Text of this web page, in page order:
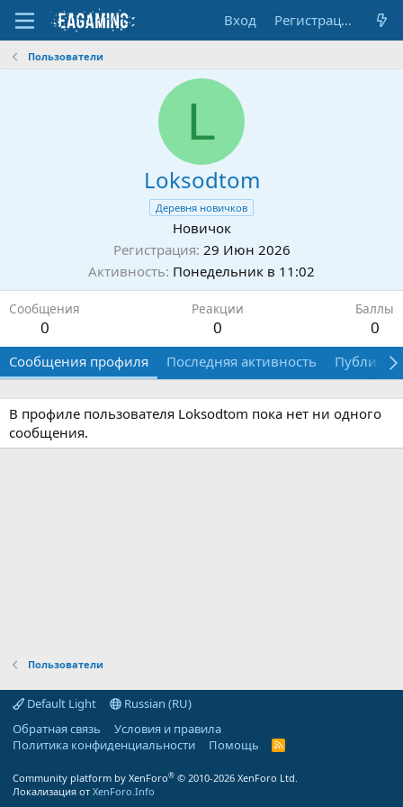
Вход Регистрация
Пользователи
L
Loksodtom
Деревня новичков
Новичок
Регистрация 29 Июн 2026
Активность Понедельник в 11:02
Сообщения
0
Реакции
0
Баллы
0
Сообщения профиля Последняя активность
В профиле пользователя Loksodtom пока нет ни одного
сообщения.
Пользователи
Default Light
Russian (RU)
Обратная связь
Условия и правила
Политика конфиденциальности
Помощь
R
Community platform by XenForo® © 2010-2026 XenForo Ltd.
Локализация от XenForo.Info